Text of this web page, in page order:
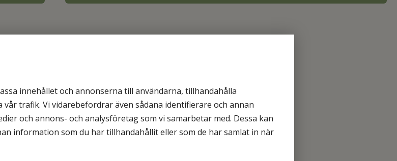
innehållet och annonserna till användarna, tillhandahålla
trafik. Vi vidarebefordrar även sådana identifierare och annan
och annons- och analysföretag som vi samarbetar med. Dessa kan
information som du har tillhandahållit eller som de har samlat in när